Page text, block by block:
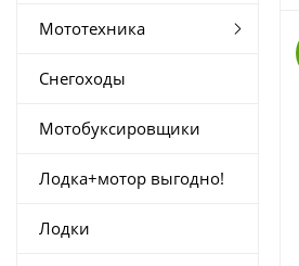
Мототехника
Снегоходы
Мотобуксировщики
Лодка+мотор выгодно!
Лодки